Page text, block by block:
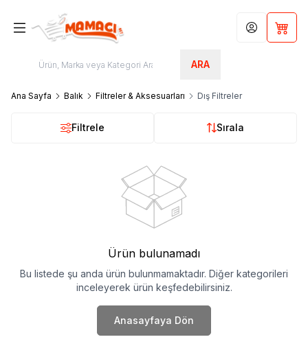
ARA
Hesabım
Ana Sayfa Balık Filtreler & Aksesuarları Dış Filtreler
Filtrele Sırala
Ürün bulunamadı
Bu listede şu anda ürün bulunmamaktadır. Diğer kategorileri
inceleyerek ürün keşfedebilirsiniz.
Anasayfaya Dön